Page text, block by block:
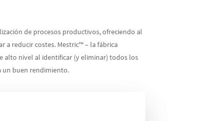
de procesos productivos, ofreciendo al
a reducir costes. Mestric™ – la fábrica
alto nivel al identificar (y eliminar) todos los
un buen rendimiento.